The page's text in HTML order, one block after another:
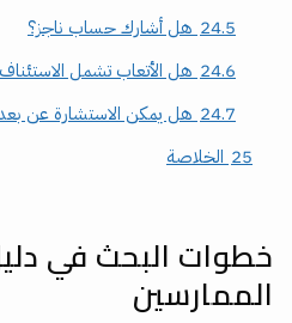
24.5 هل أشارك حساب ناجز؟
24.6 هل الأتعاب تشمل
24.7 هل يمكن الاستشارة عن
25 الخلاصة
خطوات البحث في
الممارسين